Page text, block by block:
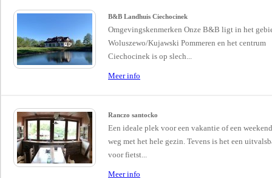
B&B Landhuis Ciechocinek
Omgevingskenmerken Onze B&B ligt in het
Woluszewo/Kujawski Pommeren en het centrum
Ciechocinek is op slech...
Meer info
Ranczo santocko
Een ideale plek voor een vakantie of een
weg met het hele gezin. Tevens is het een
voor fietst...
Meer info